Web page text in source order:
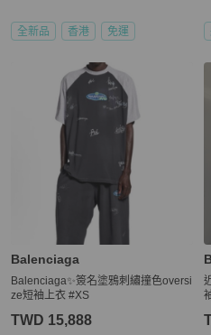
全新品 香港 免運
Balenciaga
Balenciaga✨簽名塗鴉刺繡撞色oversi
ze短袖上衣 #XS
TWD 15,888